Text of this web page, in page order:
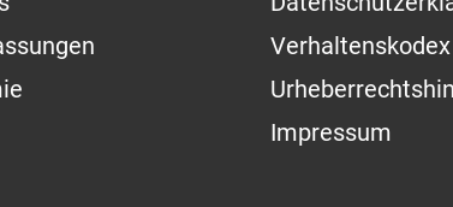
Verhaltenskodex
Impressum